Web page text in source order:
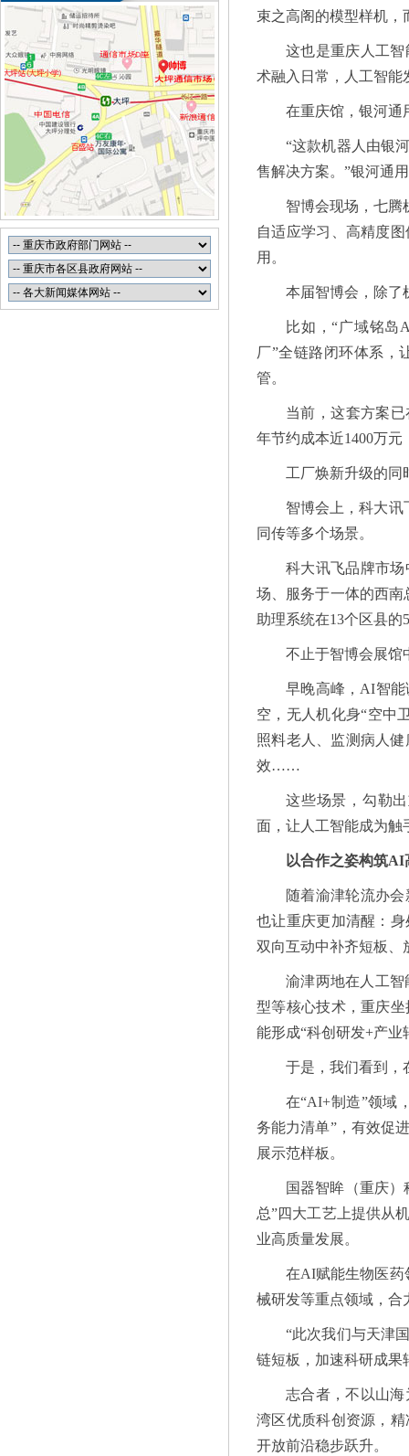
束之高阁的模型样机，
这也是重庆人工
术融入日常，人工智能
在重庆馆，银河通
“这款机器人由银
售解决方案。”银河通
智博会现场，七腾
自适应学习、高精度
用。
本届智博会，除了
比如，“广域铭岛
厂”全链路闭环体系，
管。
当前，这套方案
年节约成本近1400万
工厂焕新升级的同
智博会上，科大讯
同传等多个场景。
科大讯飞品牌市
场、服务于一体的西南
助理系统在13个区县
不止于智博会展馆
早晚高峰，AI智
空，无人机化身“空中
照料老人、监测病人
效……
这些场景，勾勒
面，让人工智能成为触
以合作之姿构筑AI
随着渝津轮流办
也让重庆更加清醒：
双向互动中补齐短板、
渝津两地在人工
型等核心技术，重庆
能形成“科创研发+产业
于是，我们看到，
在“AI+制造”领域
务能力清单”，有效促
展示范样板。
国器智眸（重庆
总”四大工艺上提供从
业高质量发展。
在AI赋能生物医药
械研发等重点领域，合
“此次我们与天津
链短板，加速科研成果
志合者，不以山
湾区优质科创资源，
开放前沿稳步跃升。